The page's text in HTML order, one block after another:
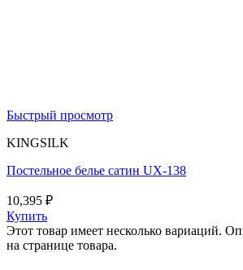
Быстрый просмотр
KINGSILK
Постельное белье сатин UX-138
10,395 ₽
Купить
Этот товар имеет несколько вариаций.
на странице товара.